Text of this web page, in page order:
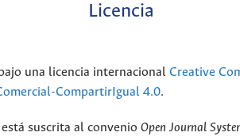
Licencia
una licencia internacional Creative
CompartirIgual 4.0.
está suscrita al convenio Open Journal